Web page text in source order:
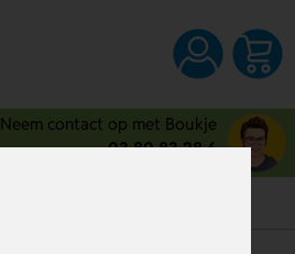
Neem contact op met Boukje
03 80 83 28 6